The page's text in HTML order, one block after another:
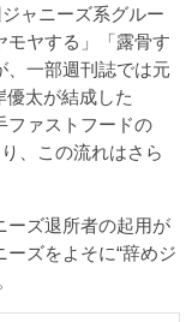
ャニーズ系グルー
モヤする」「露骨す
、一部週刊誌では元
優太が結成した
ファストフードの
、この流れはさら
ズ退所者の起用が
ズをよそに“辞めジ